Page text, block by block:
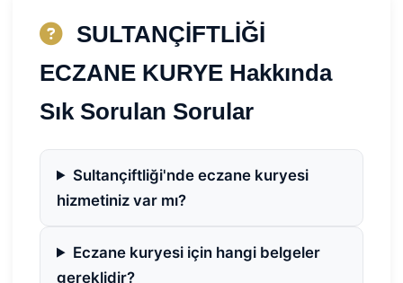
SULTANÇİFTLİĞİ
ECZANE KURYE Hakkında
Sık Sorulan Sorular
Sultançiftliği'nde eczane kuryesi
hizmetiniz var mı?
Eczane kuryesi için hangi belgeler
gereklidir?